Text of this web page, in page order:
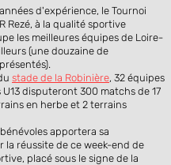
d'expérience, le Tournoi
Rezé, à la qualité sportive
les meilleures équipes de Loire-
(une douzaine de
stade de la Robinière, 32 équipes
U13 disputeront 300 matchs de 17
en herbe et 2 terrains
apportera sa
réussite de ce week-end de
placé sous le signe de la